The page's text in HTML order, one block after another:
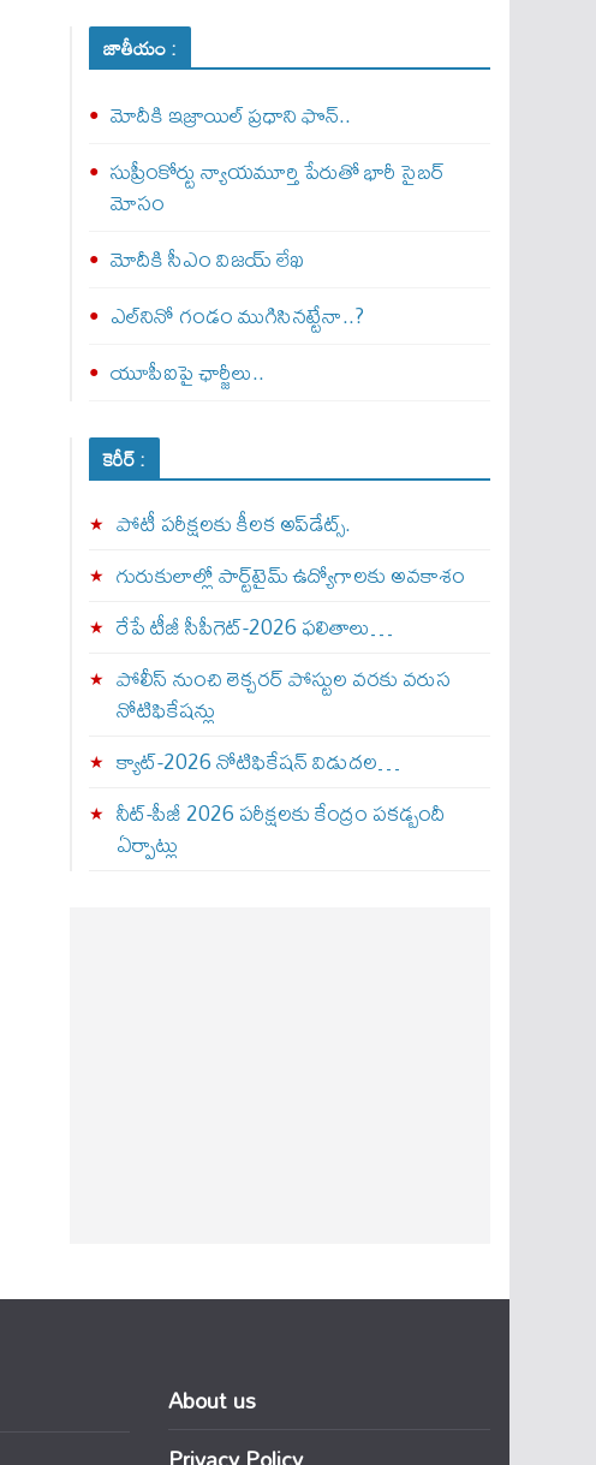
జాతీయం :
మోదీకి ఇజ్రాయిల్ ప్ర‌ధాని ఫొన్..
సుప్రీంకోర్టు న్యాయమూర్తి పేరుతో భారీ సైబర్
మోసం
మోదీకి సీఎం విజయ్ లేఖ
ఎల్‌నినో గండం ముగిసినట్టేనా..?
యూపీఐపై ఛార్జీలు..
కెరీర్ :
పోటీ పరీక్షలకు కీలక అప్‌డేట్స్.
గురుకులాల్లో పార్ట్‌టైమ్ ఉద్యోగాలకు అవకాశం
రేపే టీజీ సీపీగెట్‌-2026 ఫలితాలు…
పోలీస్ నుంచి లెక్చరర్ పోస్టుల వరకు వరుస
నోటిఫికేషన్లు
క్యాట్-2026 నోటిఫికేషన్ విడుదల…
నీట్-పీజీ 2026 పరీక్షలకు కేంద్రం పకడ్బందీ
ఏర్పాట్లు
About us